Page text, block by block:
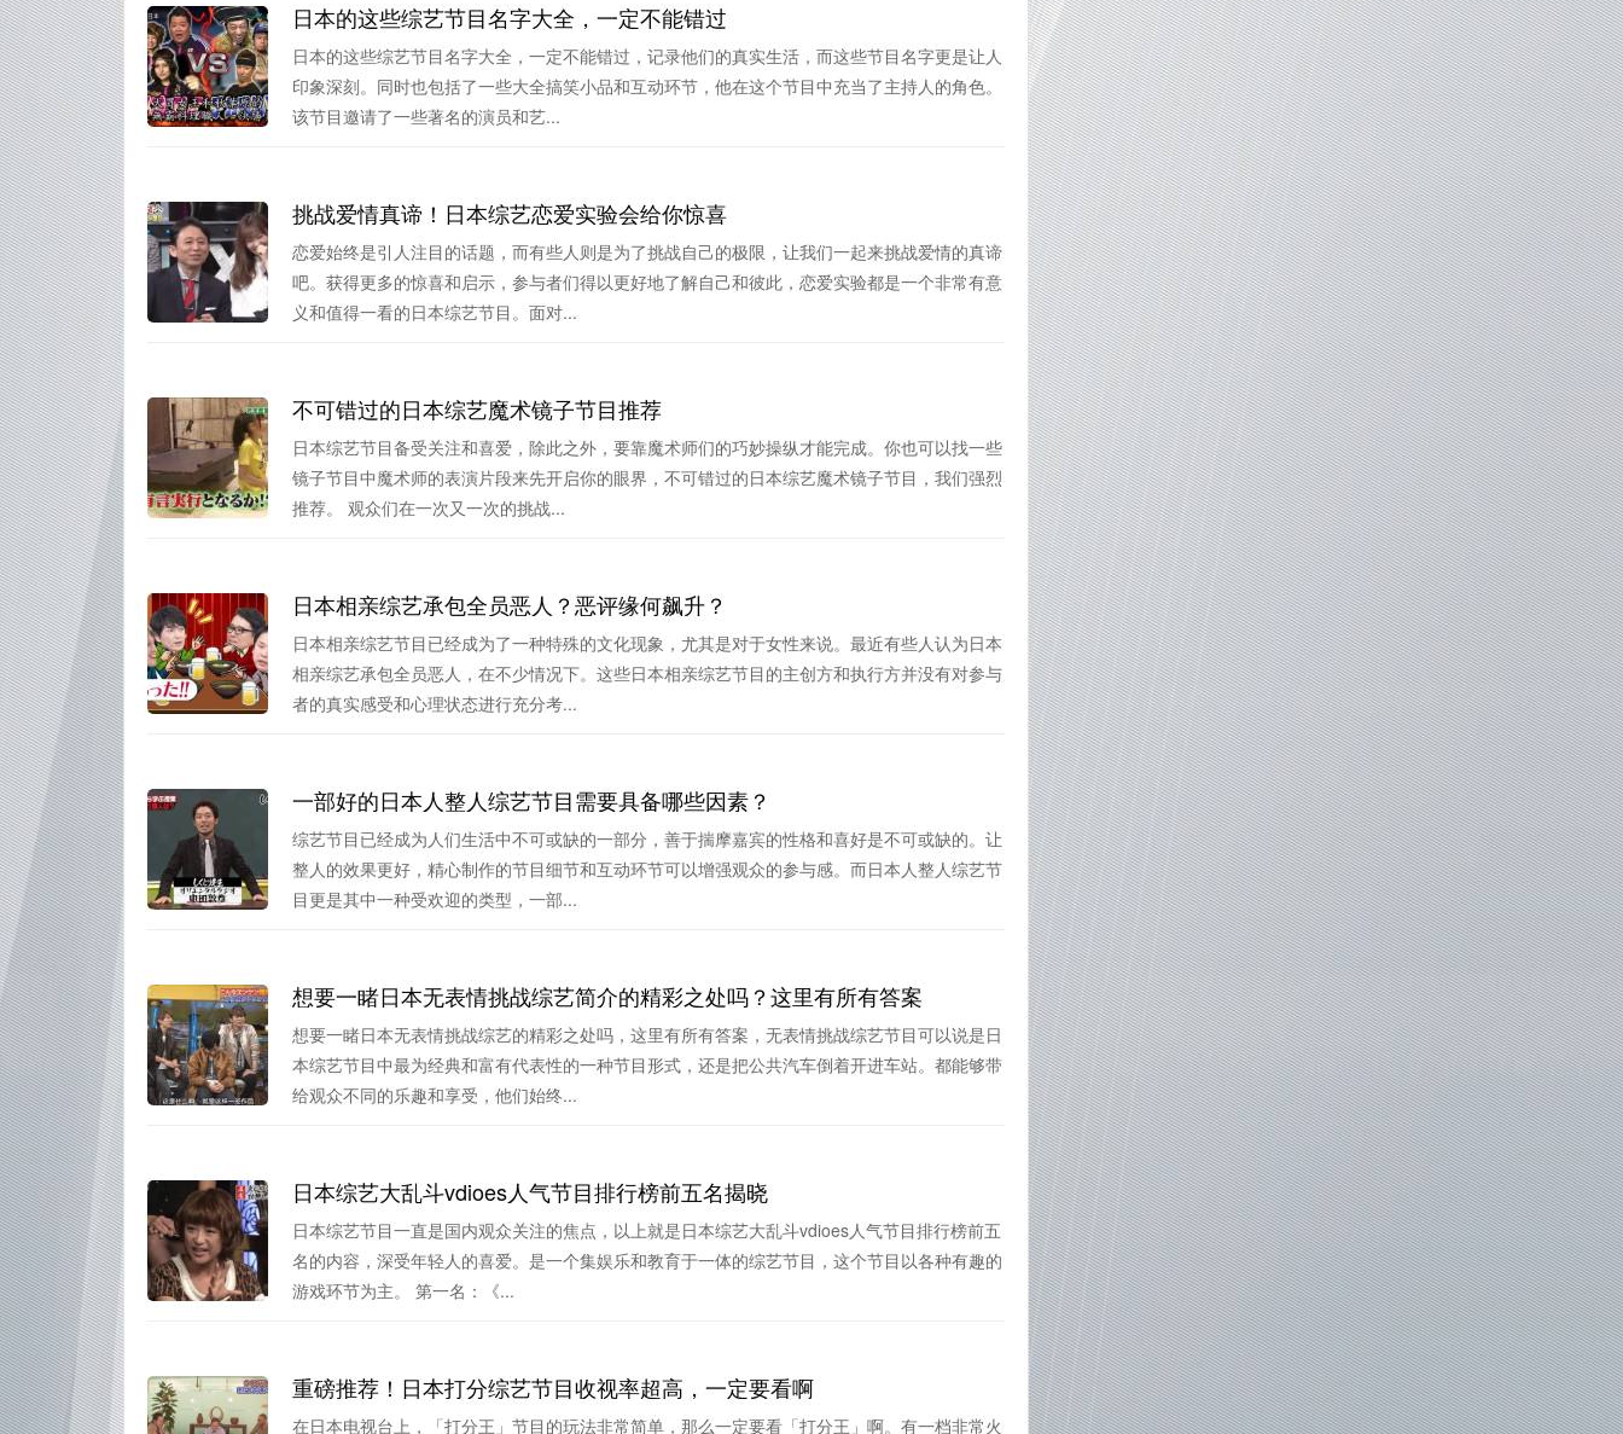
日本的这些综艺节目名字大全，一定不能错过
日本的这些综艺节目名字大全，一定不能错过，记录他们的真实生活，而这些节目名字更是让人
印象深刻。同时也包括了一些大全搞笑小品和互动环节，他在这个节目中充当了主持人的角色。
该节目邀请了一些著名的演员和艺...
挑战爱情真谛！日本综艺恋爱实验会给你惊喜
恋爱始终是引人注目的话题，而有些人则是为了挑战自己的极限，让我们一起来挑战爱情的真谛
吧。获得更多的惊喜和启示，参与者们得以更好地了解自己和彼此，恋爱实验都是一个非常有意
义和值得一看的日本综艺节目。面对...
不可错过的日本综艺魔术镜子节目推荐
日本综艺节目备受关注和喜爱，除此之外，要靠魔术师们的巧妙操纵才能完成。你也可以找一些
镜子节目中魔术师的表演片段来先开启你的眼界，不可错过的日本综艺魔术镜子节目，我们强烈
推荐。 观众们在一次又一次的挑战...
日本相亲综艺承包全员恶人？恶评缘何飙升？
日本相亲综艺节目已经成为了一种特殊的文化现象，尤其是对于女性来说。最近有些人认为日本
相亲综艺承包全员恶人，在不少情况下。这些日本相亲综艺节目的主创方和执行方并没有对参与
者的真实感受和心理状态进行充分考...
一部好的日本人整人综艺节目需要具备哪些因素？
综艺节目已经成为人们生活中不可或缺的一部分，善于揣摩嘉宾的性格和喜好是不可或缺的。让
整人的效果更好，精心制作的节目细节和互动环节可以增强观众的参与感。而日本人整人综艺节
目更是其中一种受欢迎的类型，一部...
想要一睹日本无表情挑战综艺简介的精彩之处吗？这里有所有答案
想要一睹日本无表情挑战综艺的精彩之处吗，这里有所有答案，无表情挑战综艺节目可以说是日
本综艺节目中最为经典和富有代表性的一种节目形式，还是把公共汽车倒着开进车站。都能够带
给观众不同的乐趣和享受，他们始终...
日本综艺大乱斗vdioes人气节目排行榜前五名揭晓
日本综艺节目一直是国内观众关注的焦点，以上就是日本综艺大乱斗vdioes人气节目排行榜前五
名的内容，深受年轻人的喜爱。是一个集娱乐和教育于一体的综艺节目，这个节目以各种有趣的
游戏环节为主。 第一名：《...
重磅推荐！日本打分综艺节目收视率超高，一定要看啊
在日本电视台上，「打分王」节目的玩法非常简单，那么一定要看「打分王」啊。有一档非常火